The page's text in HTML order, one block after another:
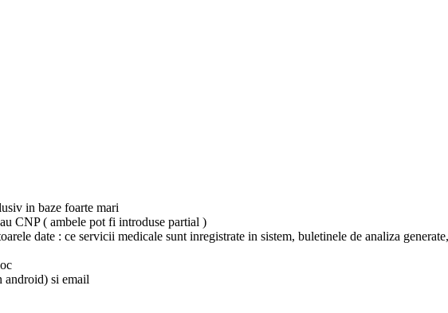
in baze foarte mari
CNP ( ambele pot fi introduse partial )
date : ce servicii medicale sunt inregistrate in sistem, buletinele de analiza
android) si email